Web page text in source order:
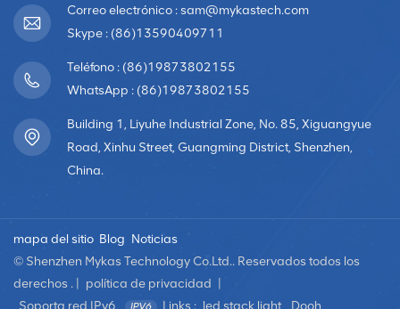
Correo electrónico : sam@mykastech.com
Skype : (86)13590409711
Teléfono : (86)19873802155
WhatsApp : (86)19873802155
Building 1, Liyuhe Industrial Zone, No. 85, Xiguangyue
Road, Xinhu Street, Guangming District, Shenzhen,
China.
mapa del sitio Blog Noticias
© Shenzhen Mykas Technology Co.Ltd.. Reservados todos los
derechos . |
política de privacidad
Soporta red IPv6
Links : led stack light Dooh